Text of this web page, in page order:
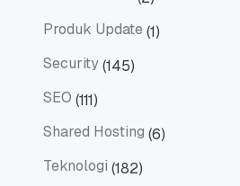
Produk Update (1)
Security(145)
SEO (111)
Shared Hosting (6)
Teknologi (182)